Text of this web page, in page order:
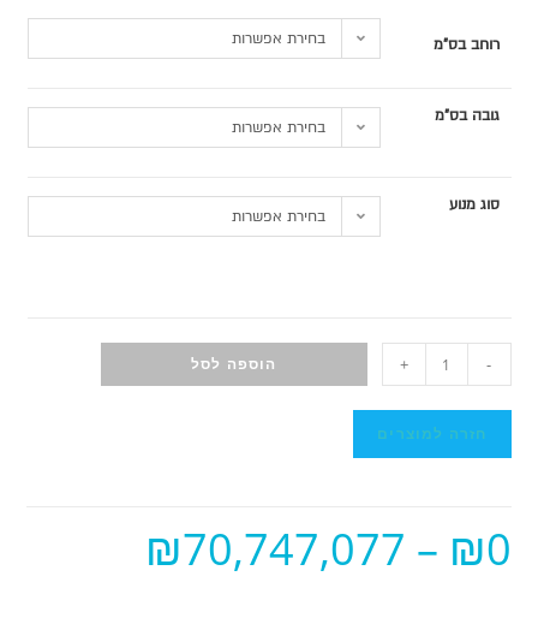
רוחב בס"מ בחירת אפשרות
גובה בס"מ
בחירת אפשרות
סוג מנוע
בחירת אפשרות
-
+ הוספה לסל
חזרה למוצרים
₪0
–
₪70,747,077